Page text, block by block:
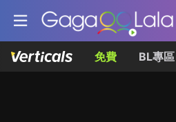
免費 BL專區